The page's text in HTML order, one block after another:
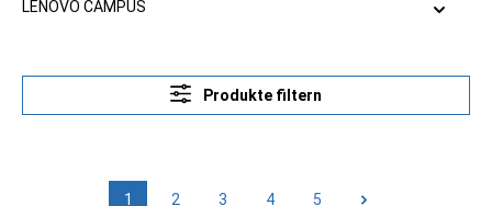
LENOVO CAMPUS
Produkte filtern
1 2 3 4 5